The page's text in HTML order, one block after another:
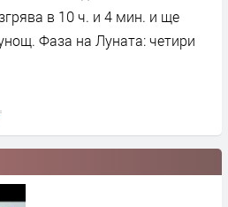
в 10 ч. и 4 мин. и ще
Фаза на Луната: четири